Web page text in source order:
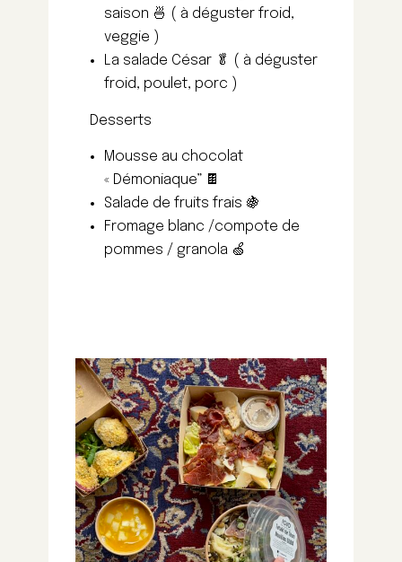
saison 🍜 ( à déguster froid,
veggie )
La salade César 🥬 ( à déguster
froid, poulet, porc )
Desserts
Mousse au chocolat
« Démoniaque” 🍫
Salade de fruits frais 🍇
Fromage blanc /compote de
pommes / granola 🍏